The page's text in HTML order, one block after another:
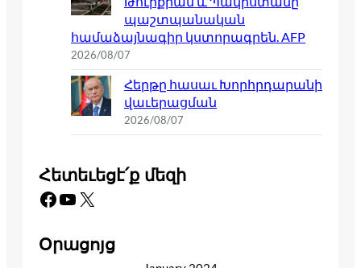
պաշտպանական
համաձայնագիր կստորագրեն. AFP
2026/08/07
Հերթը հասաւ Խորհրդարանի
վաւերացման
2026/08/07
Հետեւեցէ՛ք մեզի
Facebook YouTube X
Օրացոյց